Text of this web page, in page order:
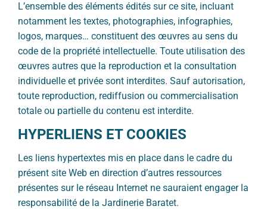
L’ensemble des éléments édités sur ce site, incluant
notamment les textes, photographies, infographies,
logos, marques… constituent des œuvres au sens du
code de la propriété intellectuelle. Toute utilisation des
œuvres autres que la reproduction et la consultation
individuelle et privée sont interdites. Sauf autorisation,
toute reproduction, rediffusion ou commercialisation
totale ou partielle du contenu est interdite.
HYPERLIENS ET COOKIES
Les liens hypertextes mis en place dans le cadre du
présent site Web en direction d’autres ressources
présentes sur le réseau Internet ne sauraient engager la
responsabilité de la Jardinerie Baratet.